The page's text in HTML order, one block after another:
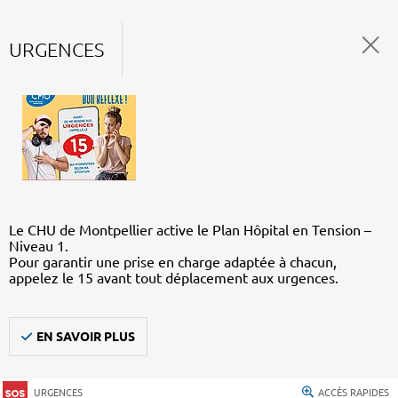
URGENCES
Le CHU de Montpellier active le Plan Hôpital en Tension –
Niveau 1.
Pour garantir une prise en charge adaptée à chacun,
appelez le 15 avant tout déplacement aux urgences.
EN SAVOIR PLUS
URGENCES ACCÈS RAPIDES